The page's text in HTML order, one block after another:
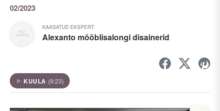
02/2023
KAASATUD EKSPERT:
Alexanto mööblisalongi disainerid
KUULA (9:23)